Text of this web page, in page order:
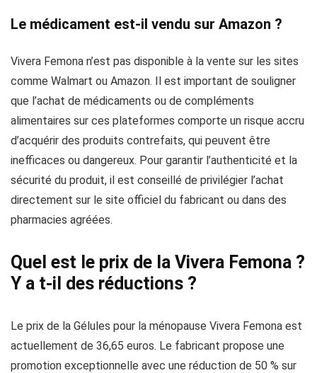
Le médicament est-il vendu sur Amazon ?
Vivera Femona n’est pas disponible à la vente sur les sites
comme Walmart ou Amazon. Il est important de souligner
que l’achat de médicaments ou de compléments
alimentaires sur ces plateformes comporte un risque accru
d’acquérir des produits contrefaits, qui peuvent être
inefficaces ou dangereux. Pour garantir l’authenticité et la
sécurité du produit, il est conseillé de privilégier l’achat
directement sur le site officiel du fabricant ou dans des
pharmacies agréées.
Quel est le prix de la Vivera Femona ?
Y a t-il des réductions ?
Le prix de la Gélules pour la ménopause Vivera Femona est
actuellement de 36,65 euros. Le fabricant propose une
promotion exceptionnelle avec une réduction de 50 % sur